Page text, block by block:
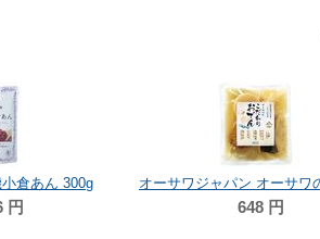
倉あん 300g
円 648 円